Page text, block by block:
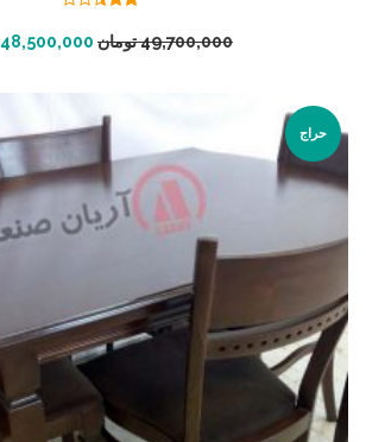
از 5 49,700,000تومان 48,500,000
افزودن به سبد خرید
حراج